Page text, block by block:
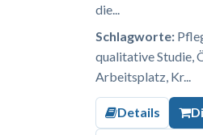
die...
Schlagworte:
qualitative Studie,
Arbeitsplatz, Kr...
Details